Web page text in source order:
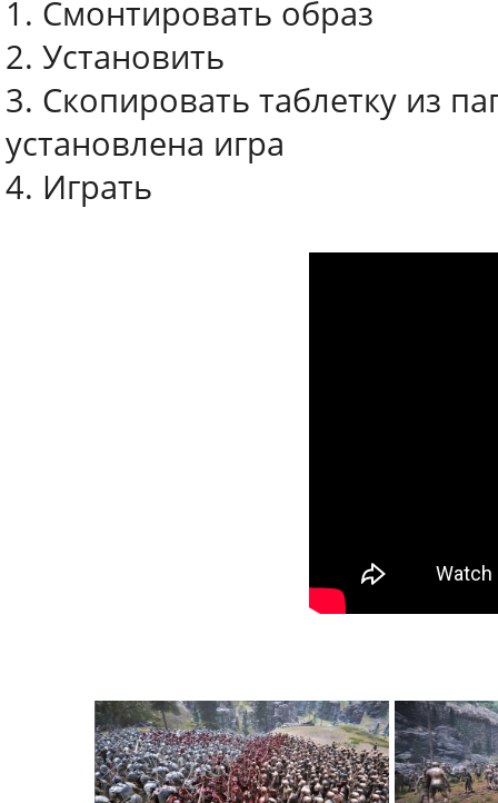
1. Смонтировать образ
2. Установить
3. Скопировать таблетку из
установлена игра
4. Играть